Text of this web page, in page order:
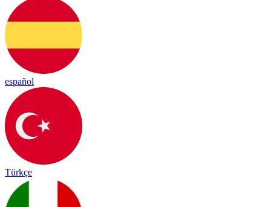
español
Türkçe